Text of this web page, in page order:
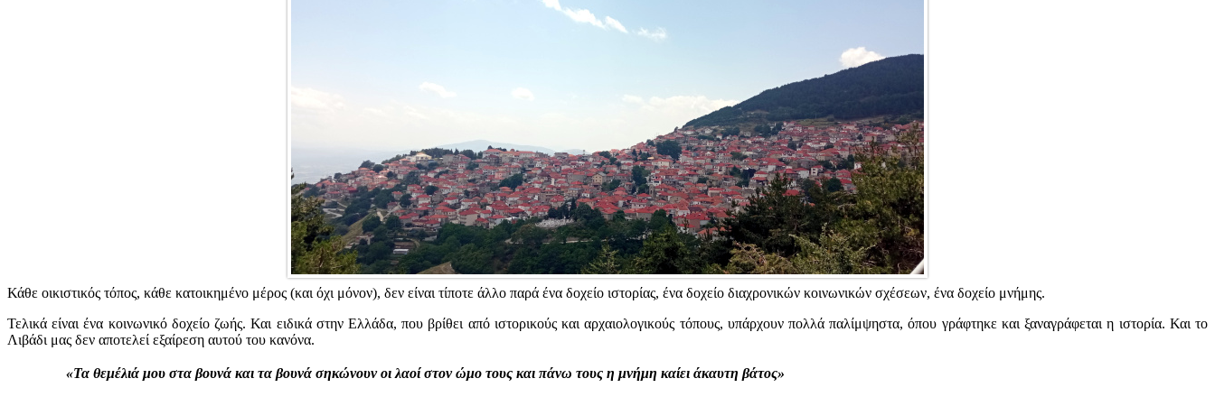
Κάθε οικιστικός τόπος, κάθε κατοικημένο μέρος (και όχι μόνον), δεν είναι τίποτε άλλο παρά ένα δοχείο ιστορίας, ένα δοχείο διαχρονικών κοινωνικών σχέσεων, ένα δοχείο μνήμης.
Τελικά είναι ένα κοινωνικό δοχείο ζωής. Και ειδικά στην Ελλάδα, που βρίθει από ιστορικούς και αρχαιολογικούς τόπους, υπάρχουν πολλά παλίμψηστα, όπου γράφτηκε και ξαναγράφεται η ιστορία. Και το
Λιβάδι μας δεν αποτελεί εξαίρεση αυτού του κανόνα.
«Τα θεμέλιά μου στα βουνά και τα βουνά σηκώνουν οι λαοί στον ώμο τους και πάνω τους η μνήμη καίει άκαυτη βάτος»